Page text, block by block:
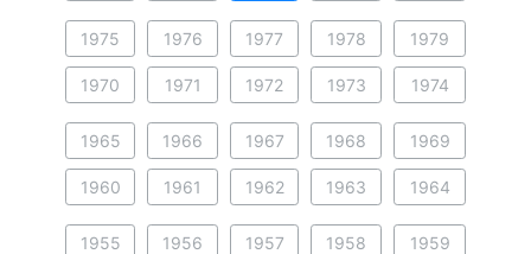
1975 1976 1977 1978 1979
1970 1971 1972 1973 1974
1965 1966 1967 1968 1969
1960 1961 1962 1963 1964
1955 1956 1957 1958 1959